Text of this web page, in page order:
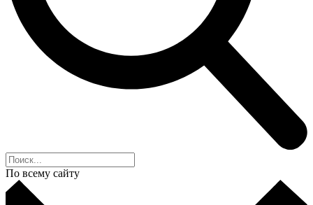
По всему сайту